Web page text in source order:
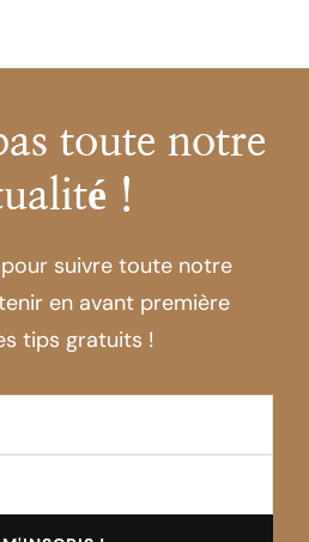
toute notre
!
suivre toute notre
en avant première
tips gratuits !